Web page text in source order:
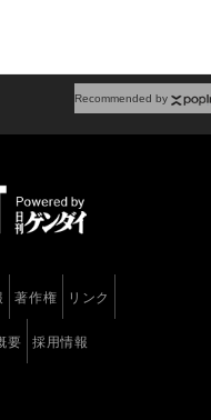
Recommended by
著作権 リンク
要 採用情報